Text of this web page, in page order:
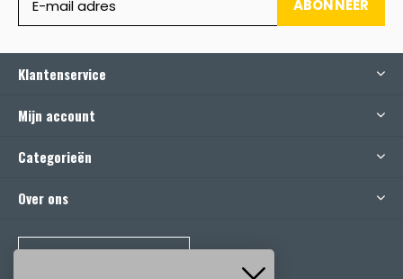
ABONNEER
Klantenservice
Mijn account
Categorieën
Over ons